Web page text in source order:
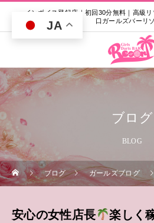
インボイス登録店｜初回30分無料｜高級
口ガールズバーリ
ブログ
BLOG
ブログ ガールズブログ
安心の女性店長
楽しく
JA